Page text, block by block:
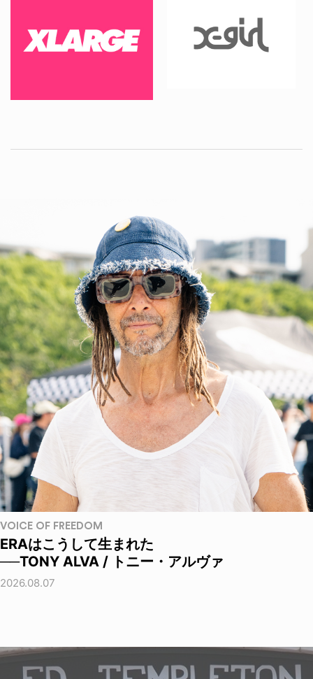
VOICE OF FREEDOM
ERAはこうして生まれた
──TONY ALVA / トニー・アルヴァ
2026.08.07